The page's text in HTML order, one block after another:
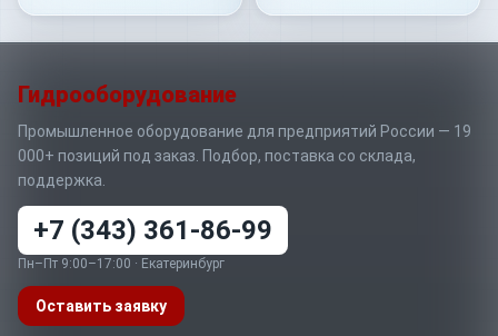
Гидрооборудование
Промышленное оборудование для предприятий России — 19
000+ позиций под заказ. Подбор, поставка со склада,
поддержка.
+7 (343) 361-86-99
Пн–Пт 9:00–17:00 · Екатеринбург
Оставить заявку